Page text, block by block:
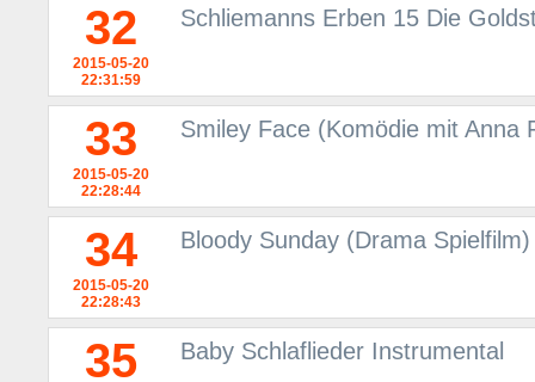
32
2015-05-20
22:31:59
Schliemanns Erben 15 Die
33
2015-05-20
22:28:44
Smiley Face (Komödie mit Anna
34
2015-05-20
22:28:43
Bloody Sunday (Drama
35 Baby Schlaflieder Instrumental